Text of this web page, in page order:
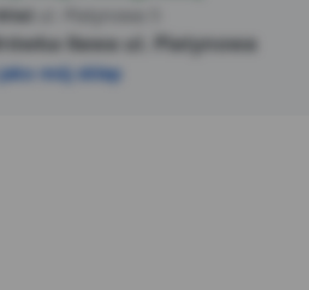
Iława ul. Platynowa
mój sklep